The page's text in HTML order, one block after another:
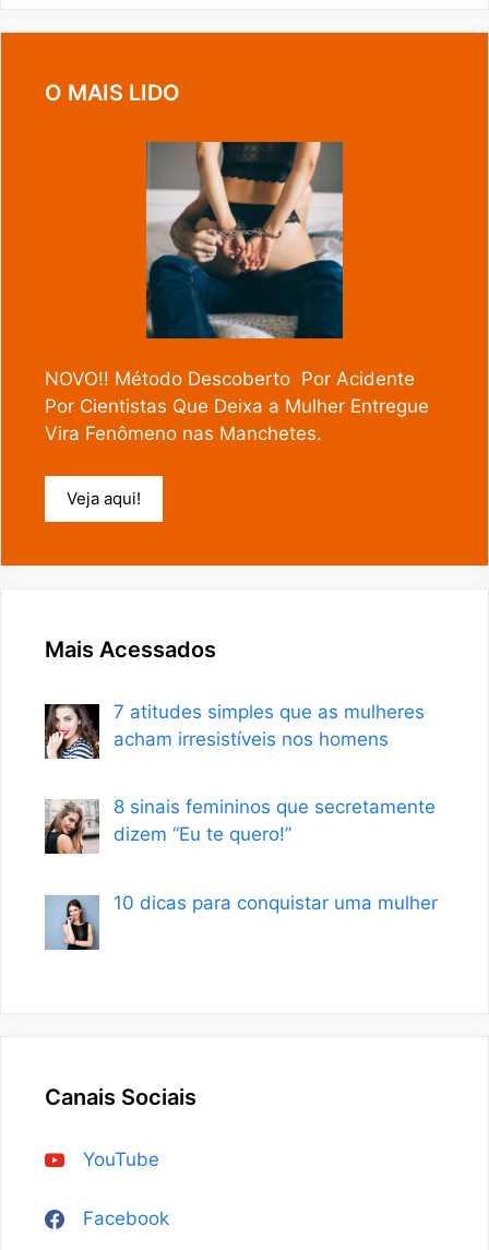
O MAIS LIDO
NOVO!! Método Descoberto Por Acidente
Por Cientistas Que Deixa a Mulher Entregue
Vira Fenômeno nas Manchetes.
Veja aqui!
Mais Acessados
7 atitudes simples que as mulheres
acham irresistíveis nos homens
8 sinais femininos que secretamente
dizem “Eu te quero!”
10 dicas para conquistar uma mulher
Canais Sociais
YouTube
Facebook